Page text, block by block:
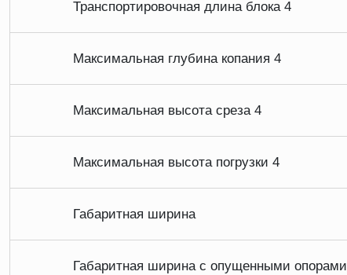
Транспортировочная длина блока 4
Максимальная глубина копания 4
Максимальная высота среза 4
Максимальная высота погрузки 4
Габаритная ширина
Габаритная ширина с опущенными опорами